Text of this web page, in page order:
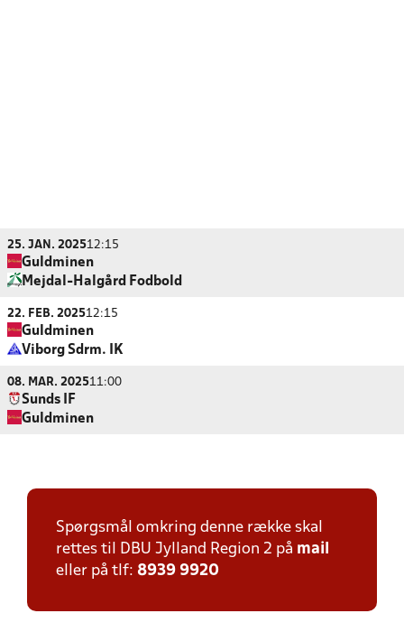
25. JAN. 202512:15
Guldminen
Mejdal-Halgård Fodbold
22. FEB. 202512:15
Guldminen
Viborg Sdrm. IK
08. MAR. 202511:00
Sunds IF
Guldminen
Spørgsmål omkring denne række skal
rettes til DBU Jylland Region 2 på mail
eller på tlf: 8939 9920